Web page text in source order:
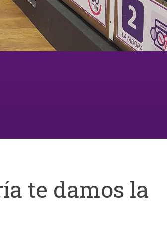
te damos la